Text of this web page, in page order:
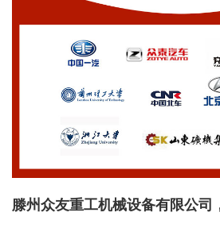
滕州众友重工机械设备有限公司